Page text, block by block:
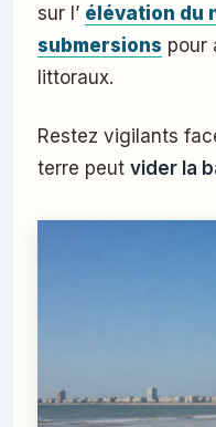
sur l’ élévation du
submersions pour
littoraux.
Restez vigilants
terre peut vider la